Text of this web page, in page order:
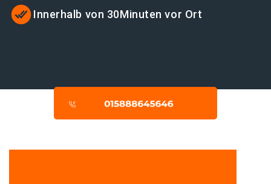
Innerhalb von 30Minuten vor Ort